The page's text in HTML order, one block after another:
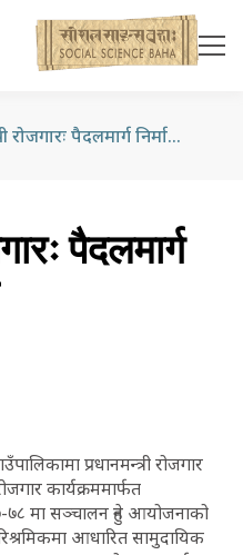
प्रधानमन्त्री रोजगारः पैदलमार्ग निर्माणमा रोजगारी
पैदलमार्ग
प्रधानमन्त्री रोजगार
कार्यक्रममार्फत
७८ मा सञ्चालन हुने आयोजनाको
आधारित सामुदायिक